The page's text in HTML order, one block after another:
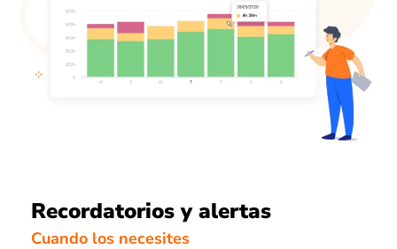
Recordatorios y alertas
Cuando los necesites